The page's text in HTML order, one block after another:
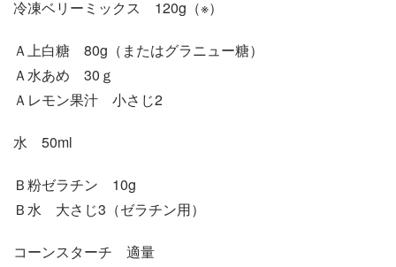
冷凍ベリーミックス 120g（※）
Ａ上白糖 80g（またはグラニュー糖）
Ａ水あめ 30ｇ
Ａレモン果汁 小さじ2
水 50ml
Ｂ粉ゼラチン 10g
Ｂ水 大さじ3（ゼラチン用）
コーンスターチ 適量